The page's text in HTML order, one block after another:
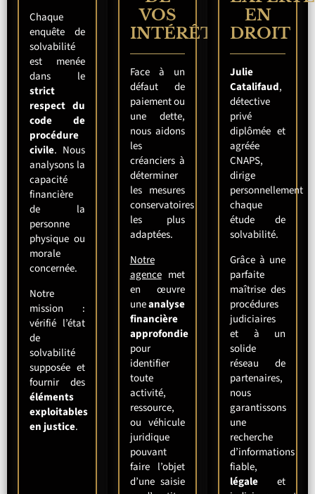
Chaque
enquête de
solvabilité
est menée
dans le
strict
respect du
code de
procédure
civile. Nous
analysons la
capacité
financière
de la
personne
physique ou
morale
concernée.
Notre
mission :
vérifié l’état
de
solvabilité
supposée et
fournir des
éléments
exploitables
en justice.
VOS
INTÉRÊTS
Face à un
défaut de
paiement ou
une dette,
nous aidons
les
créanciers à
déterminer
les mesures
conservatoires
les plus
adaptées.
Notre
agencemet
en œuvre
uneanalyse
financière
approfondie
pour
identifier
toute
activité,
ressource,
ou véhicule
juridique
pouvant
faire l’objet
d’une saisie
EN
DROIT
Julie
Catalifaud,
détective
privé
diplômée et
agréée
CNAPS,
dirige
personnellement
chaque
étude de
solvabilité.
Grâce à une
parfaite
maîtrise des
procédures
judiciaires
et à un
solide
réseau de
partenaires,
nous
garantissons
une
recherche
d’informations
fiable,
légale et